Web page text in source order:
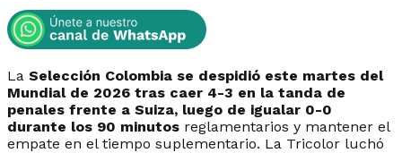
La Selección Colombia se despidió este martes del
Mundial de 2026 tras caer 4-3 en la tanda de
penales frente a Suiza, luego de igualar 0-0
durante los 90 minutos reglamentarios y mantener el
empate en el tiempo suplementario. La Tricolor luchó